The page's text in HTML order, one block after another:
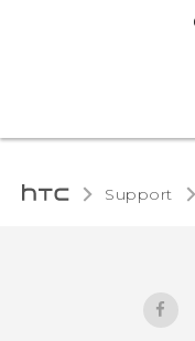
Support